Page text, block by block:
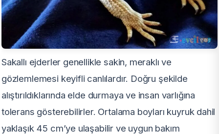
Sakallı ejderler genellikle sakin, meraklı ve
gözlemlemesi keyifli canlılardır. Doğru şekilde
alıştırıldıklarında elde durmaya ve insan varlığına
tolerans gösterebilirler. Ortalama boyları kuyruk dahil
yaklaşık 45 cm’ye ulaşabilir ve uygun bakım